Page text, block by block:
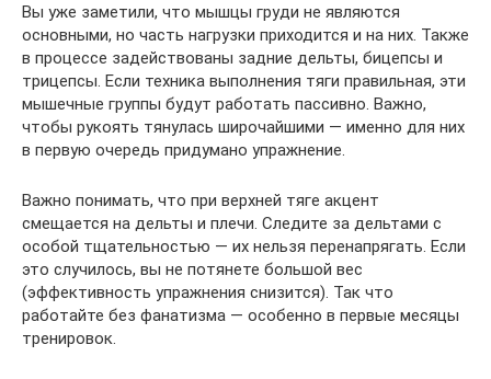
Вы уже заметили, что мышцы груди не являются
основными, но часть нагрузки приходится и на них. Также
в процессе задействованы задние дельты, бицепсы и
трицепсы. Если техника выполнения тяги правильная, эти
мышечные группы будут работать пассивно. Важно,
чтобы рукоять тянулась широчайшими — именно для них
в первую очередь придумано упражнение.
Важно понимать, что при верхней тяге акцент
смещается на дельты и плечи. Следите за дельтами с
особой тщательностью — их нельзя перенапрягать. Если
это случилось, вы не потянете большой вес
(эффективность упражнения снизится). Так что
работайте без фанатизма — особенно в первые месяцы
тренировок.